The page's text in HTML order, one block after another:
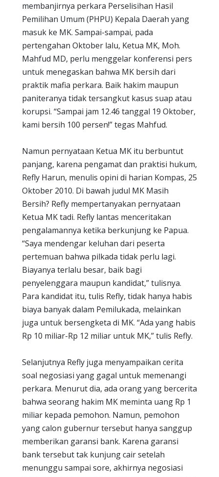
membanjirnya perkara Perselisihan Hasil
Pemilihan Umum (PHPU) Kepala Daerah yang
masuk ke MK. Sampai-sampai, pada
pertengahan Oktober lalu, Ketua MK, Moh.
Mahfud MD, perlu menggelar konferensi pers
untuk menegaskan bahwa MK bersih dari
praktik mafia perkara. Baik hakim maupun
paniteranya tidak tersangkut kasus suap atau
korupsi. “Sampai jam 12.46 tanggal 19 Oktober,
kami bersih 100 persen!” tegas Mahfud.
Namun pernyataan Ketua MK itu berbuntut
panjang, karena pengamat dan praktisi hukum,
Refly Harun, menulis opini di harian Kompas, 25
Oktober 2010. Di bawah judul MK Masih
Bersih? Refly mempertanyakan pernyataan
Ketua MK tadi. Refly lantas menceritakan
pengalamannya ketika berkunjung ke Papua.
“Saya mendengar keluhan dari peserta
pertemuan bahwa pilkada tidak perlu lagi.
Biayanya terlalu besar, baik bagi
penyelenggara maupun kandidat,” tulisnya.
Para kandidat itu, tulis Refly, tidak hanya habis
biaya banyak dalam Pemilukada, melainkan
juga untuk bersengketa di MK. “Ada yang habis
Rp 10 miliar-Rp 12 miliar untuk MK,” tulis Refly.
Selanjutnya Refly juga menyampaikan cerita
soal negosiasi yang gagal untuk memenangi
perkara. Menurut dia, ada orang yang bercerita
bahwa seorang hakim MK meminta uang Rp 1
miliar kepada pemohon. Namun, pemohon
yang calon gubernur tersebut hanya sanggup
memberikan garansi bank. Karena garansi
bank tersebut tak kunjung cair setelah
menunggu sampai sore, akhirnya negosiasi